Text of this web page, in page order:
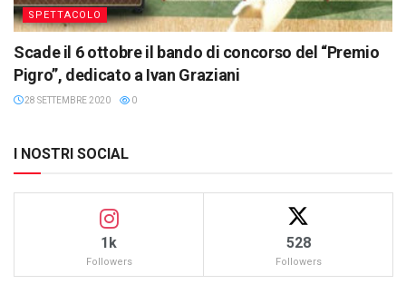
SPETTACOLO
Scade il 6 ottobre il bando di concorso del “Premio
Pigro”, dedicato a Ivan Graziani
28 SETTEMBRE 2020 0
I NOSTRI SOCIAL
1k
Followers
528
Followers